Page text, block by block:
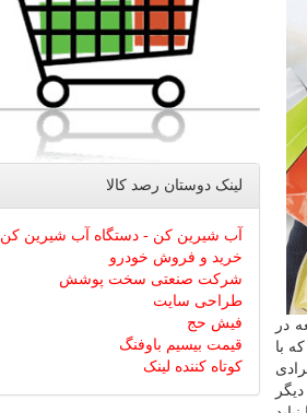
در
با
لینک دوستان رصد كالا
آب شیرین کن - دستگاه آب شیرین کن
خرید و فروش خودرو
شرکت صنعتی سخت پوشش
طراحی سایت
فیش حج
قیمت بیسیم باوفنگ
کوتاه کننده لینک